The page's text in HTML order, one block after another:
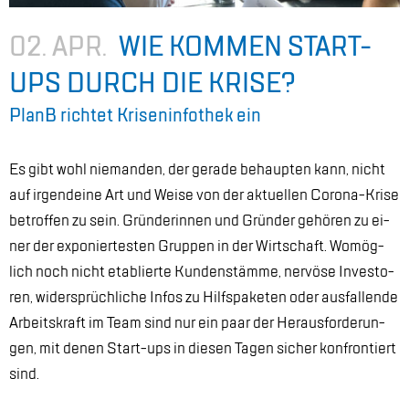
02. APR. WIE KOM­MEN START-
UPS DURCH DIE KRI­SE?
PlanB rich­tet Kri­sen­in­fo­thek ein
Es gibt wohl nie­man­den, der ge­ra­de be­haup­ten kann, nicht
auf ir­gend­ei­ne Art und Wei­se von der aktuel­len Co­ro­na-Kri­se
be­trof­fen zu sein. Grün­de­rin­nen und Grün­der ge­hö­ren zu ei­
ner der ex­po­nier­tes­ten Grup­pen in der Wirt­schaft. Wo­mög­
lich noch nicht eta­blier­te Kun­den­stäm­me, ner­vö­se In­ves­to­
ren, wi­der­sprüch­li­che In­fos zu Hilfs­pa­ke­ten oder aus­fal­len­de
Ar­beits­kraft im Team sind nur ein paar der Her­aus­for­de­run­
gen, mit de­nen Start-ups in die­sen Ta­gen si­cher kon­fron­tiert
sind.